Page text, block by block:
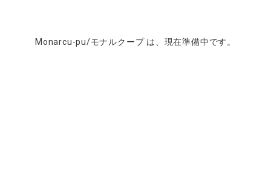
Monarcu-pu/モナルクープ は、現在準備中です。